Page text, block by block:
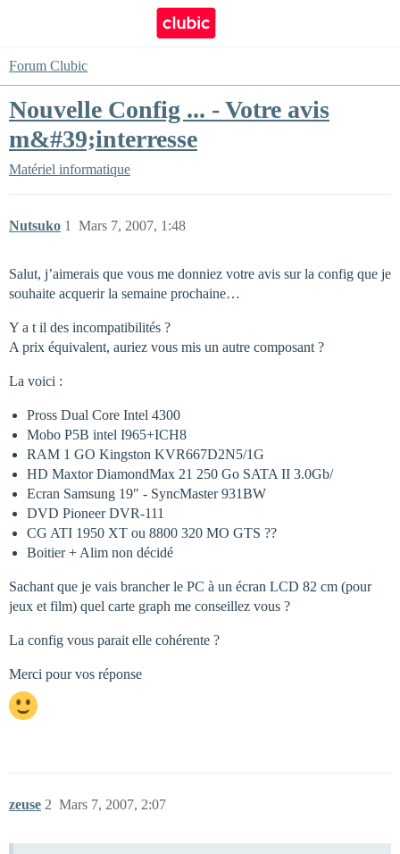
Forum Clubic
Nouvelle Config ... - Votre avis
m&#39;interresse
Matériel informatique
Nutsuko Mars 7, 2007, 1:48
1
Salut, j’aimerais que vous me donniez votre avis sur la config que je
souhaite acquerir la semaine prochaine…
Y a t il des incompatibilités ?
A prix équivalent, auriez vous mis un autre composant ?
La voici :
Pross Dual Core Intel 4300
Mobo P5B intel I965+ICH8
RAM 1 GO Kingston KVR667D2N5/1G
HD Maxtor DiamondMax 21 250 Go SATA II 3.0Gb/
Ecran Samsung 19" - SyncMaster 931BW
DVD Pioneer DVR-111
CG ATI 1950 XT ou 8800 320 MO GTS ??
Boitier + Alim non décidé
Sachant que je vais brancher le PC à un écran LCD 82 cm (pour
jeux et film) quel carte graph me conseillez vous ?
La config vous parait elle cohérente ?
Merci pour vos réponse
zeuse Mars 7, 2007, 2:07
2